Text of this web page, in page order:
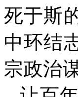
死于斯
中环结
宗政治